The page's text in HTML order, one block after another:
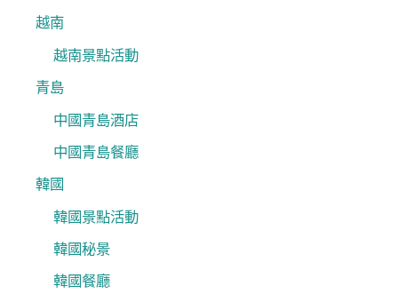
越南
越南景點活動
青島
中國青島酒店
中國青島餐廳
韓國
韓國景點活動
韓國秘景
韓國餐廳